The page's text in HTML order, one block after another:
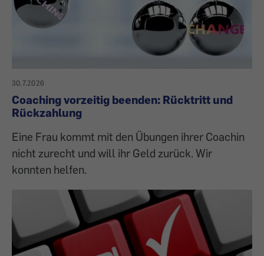
30.7.2026
Coaching vorzeitig beenden: Rücktritt und
Rückzahlung
Eine Frau kommt mit den Übungen ihrer Coachin
nicht zurecht und will ihr Geld zurück. Wir
konnten helfen.